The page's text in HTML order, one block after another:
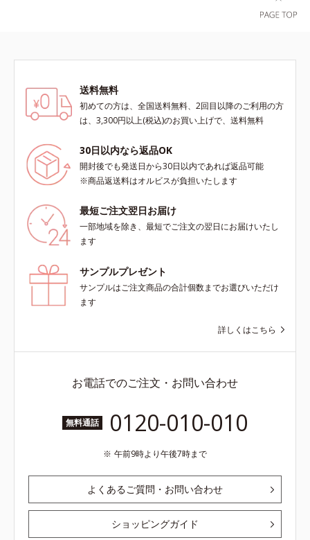
送料無料
初めての方は、全国送料無料、2回目以降のご利用の方
は、3,300円以上(税込)のお買い上げで、送料無料
30日以内なら返品OK
開封後でも発送日から30日以内であれば返品可能
※商品返送料はオルビスが負担いたします
最短ご注文翌日お届け
一部地域を除き、最短でご注文の翌日にお届けいたし
ます
サンプルプレゼント
サンプルはご注文商品の合計個数までお選びいただけ
ます
詳しくはこちら
お電話でのご注文・お問い合わせ
無料通話 0120-010-010
午前9時より午後7時まで
よくあるご質問・お問い合わせ
ショッピングガイド